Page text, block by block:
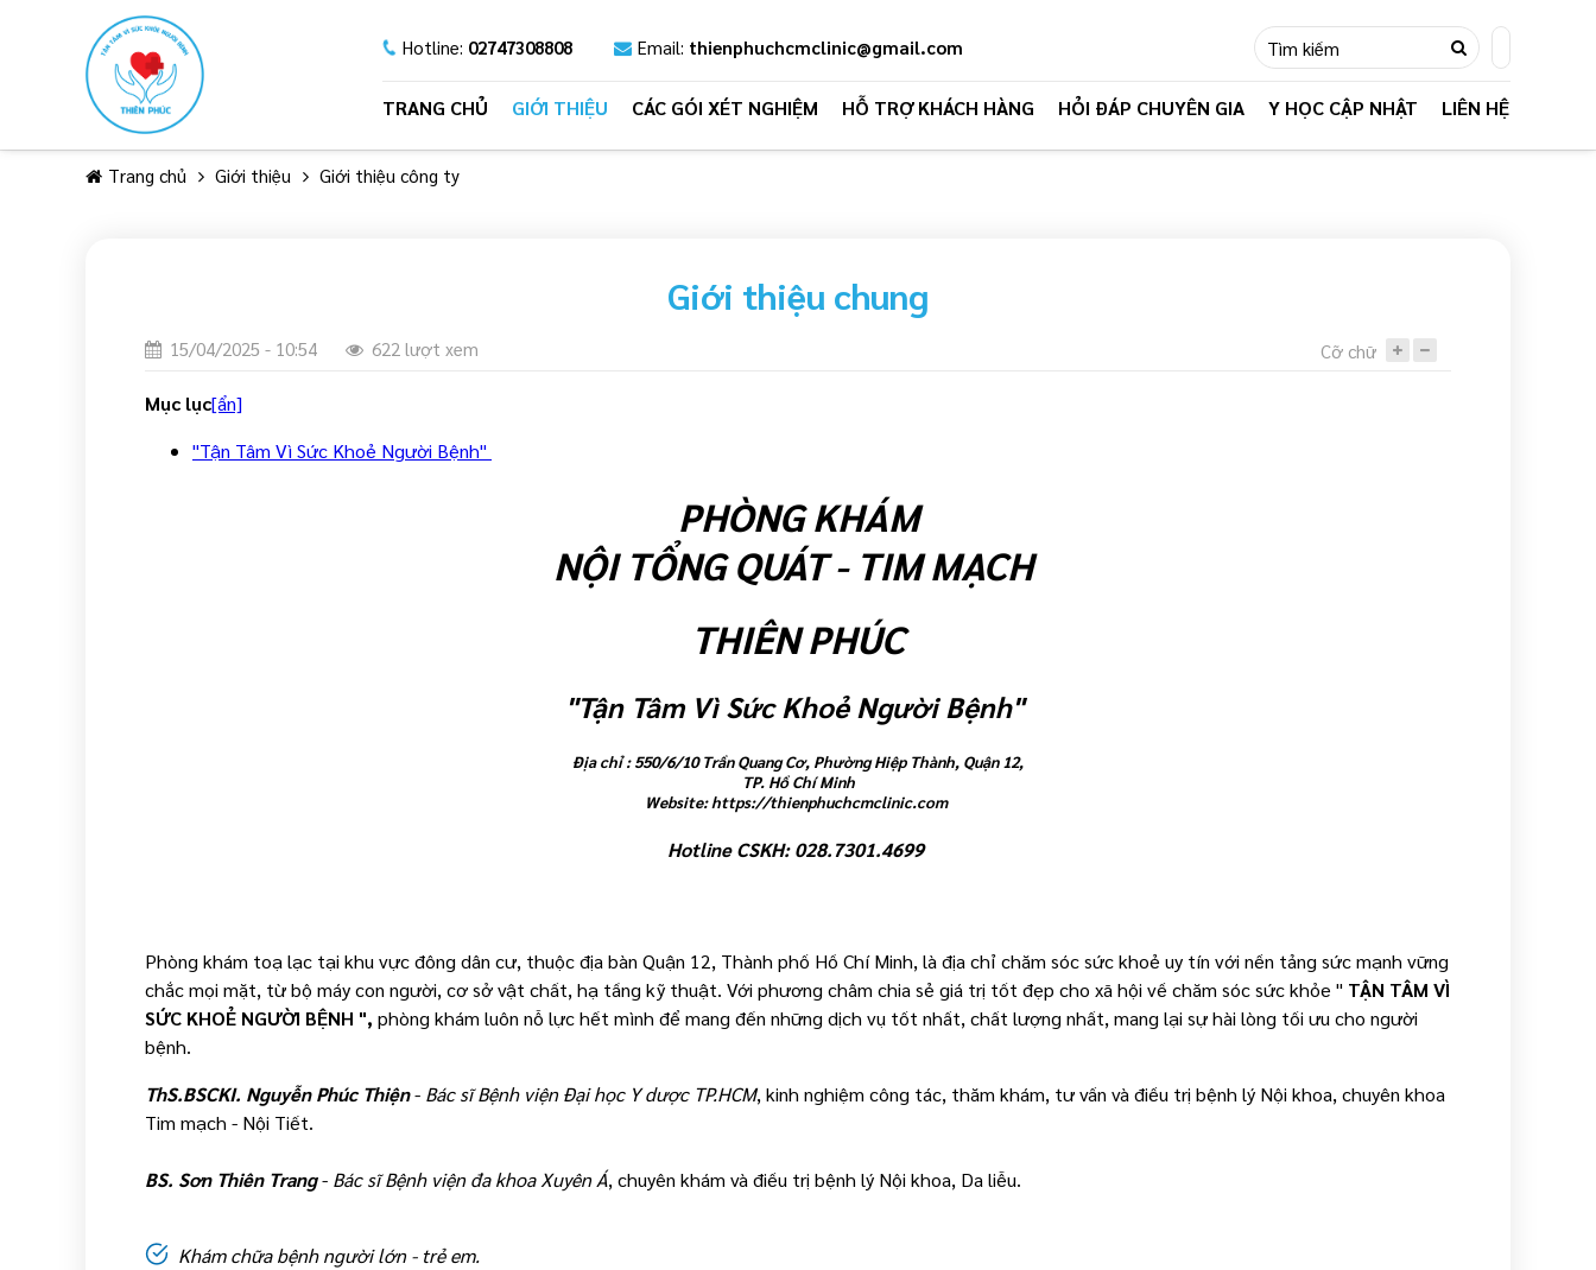
Hotline: 02747308808 Email: thienphuchcmclinic@gmail.com
TRANG CHỦ GIỚI THIỆU CÁC GÓI XÉT NGHIỆM HỖ TRỢ KHÁCH HÀNG HỎI ĐÁP CHUYÊN GIA Y HỌC CẬP NHẬT LIÊN HỆ
Trang chủ Giới thiệu Giới thiệu công ty
Giới thiệu chung
15/04/2025 - 10:54 622 lượt xem Cỡ chữ
Mục lục[ẩn]
"Tận Tâm Vì Sức Khoẻ Người Bệnh"
PHÒNG KHÁM
NỘI TỔNG QUÁT - TIM MẠCH
THIÊN PHÚC
"Tận Tâm Vì Sức Khoẻ Người Bệnh"
Địa chỉ : 550/6/10 Trần Quang Cơ, Phường Hiệp Thành, Quận 12,
TP. Hồ Chí Minh
Website: https://thienphuchcmclinic.com
Hotline CSKH:028.7301.4699
Phòng khám toạ lạc tại khu vực đông dân cư, thuộc địa bàn Quận 12, Thành phố Hồ Chí Minh, là địa chỉ chăm sóc sức khoẻ uy tín với nền tảng sức mạnh vững
chắc mọi mặt, từ bộ máy con người, cơ sở vật chất, hạ tầng kỹ thuật. Với phương châm chia sẻ giá trị tốt đẹp cho xã hội về chăm sóc sức khỏe " TẬN TÂM VÌ
SỨC KHOẺ NGƯỜI BỆNH ", phòng khám luôn nỗ lực hết mình để mang đến những dịch vụ tốt nhất, chất lượng nhất, mang lại sự hài lòng tối ưu cho người
bệnh.
ThS.BSCKI. Nguyễn Phúc Thiện- Bác sĩ Bệnh viện Đại học Y dược TP.HCM, kinh nghiệm công tác, thăm khám, tư vấn và điều trị bệnh lý Nội khoa, chuyên khoa
Tim mạch - Nội Tiết.
BS. Sơn Thiên Trang- Bác sĩ Bệnh viện đa khoa Xuyên Á, chuyên khám và điều trị bệnh lý Nội khoa, Da liễu.
Khám chữa bệnh người lớn - trẻ em.